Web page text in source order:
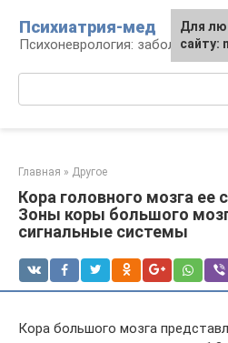
контенту
Психиатрия-мед
Психоневрология: заболевания
Главная » Другое
Кора головного мозга ее
Зоны коры большого
сигнальные системы
Кора большого мозга
Для
сайту: